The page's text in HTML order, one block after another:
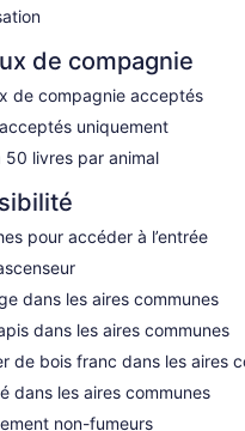
de compagnie
de compagnie acceptés
uniquement
50 livres par animal
pour accéder à l’entrée
dans les aires communes
dans les aires communes
de bois franc dans les aires
dans les aires communes
non-fumeurs